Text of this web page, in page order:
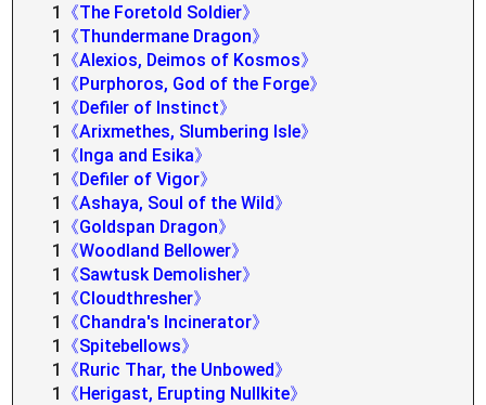
1
《The Foretold Soldier》
1
《Thundermane Dragon》
1
《Alexios, Deimos of Kosmos》
1
《Purphoros, God of the Forge》
1
《Defiler of Instinct》
1
《Arixmethes, Slumbering Isle》
1
《Inga and Esika》
1
《Defiler of Vigor》
1
《Ashaya, Soul of the Wild》
1
《Goldspan Dragon》
1
《Woodland Bellower》
1
《Sawtusk Demolisher》
1
《Cloudthresher》
1
《Chandra's Incinerator》
1
《Spitebellows》
1
《Ruric Thar, the Unbowed》
1
《Herigast, Erupting Nullkite》